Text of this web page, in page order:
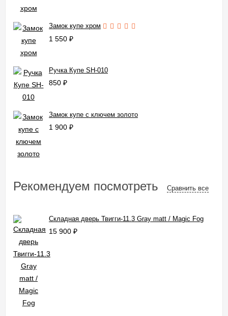
Замок купе хром
1 550 ₽
Ручка Купе SH-010
850 ₽
Замок купе с ключем золото
1 900 ₽
Рекомендуем посмотреть Сравнить все
Складная дверь Твигги-11.3 Gray matt / Magic Fog
15 900 ₽